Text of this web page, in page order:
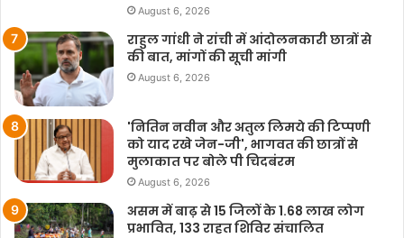
August 6, 2026
राहुल गांधी ने रांची में आंदोलनकारी छात्रों से
की बात, मांगों की सूची मांगी
August 6, 2026
'नितिन नवीन और अतुल लिमये की टिप्पणी
को याद रखे जेन-जी', भागवत की छात्रों से
मुलाकात पर बोले पी चिदबंरम
August 6, 2026
असम में बाढ़ से 15 जिलों के 1.68 लाख लोग
प्रभावित, 133 राहत शिविर संचालित